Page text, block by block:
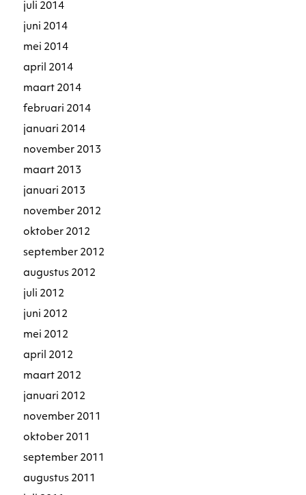
juli 2014
juni 2014
mei 2014
april 2014
maart 2014
februari 2014
januari 2014
november 2013
maart 2013
januari 2013
november 2012
oktober 2012
september 2012
augustus 2012
juli 2012
juni 2012
mei 2012
april 2012
maart 2012
januari 2012
november 2011
oktober 2011
september 2011
augustus 2011